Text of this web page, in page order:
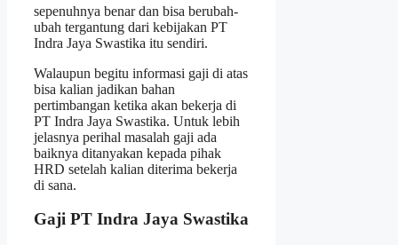
sepenuhnya benar dan bisa berubah-
ubah tergantung dari kebijakan PT
Indra Jaya Swastika itu sendiri.
Walaupun begitu informasi gaji di atas
bisa kalian jadikan bahan
pertimbangan ketika akan bekerja di
PT Indra Jaya Swastika. Untuk lebih
jelasnya perihal masalah gaji ada
baiknya ditanyakan kepada pihak
HRD setelah kalian diterima bekerja
di sana.
Gaji PT Indra Jaya Swastika